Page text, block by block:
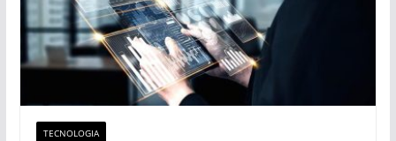
TECNOLOGIA